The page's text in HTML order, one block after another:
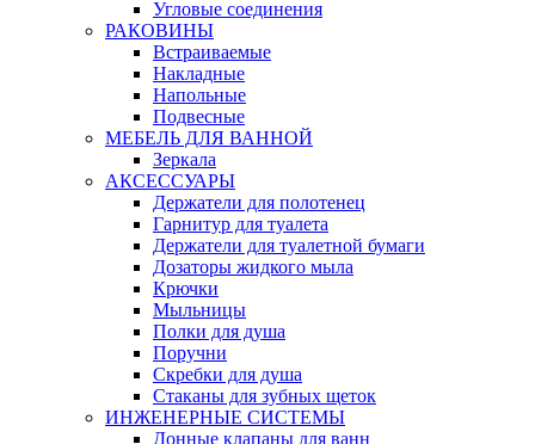
Угловые соединения
РАКОВИНЫ
Встраиваемые
Накладные
Напольные
Подвесные
МЕБЕЛЬ ДЛЯ ВАННОЙ
Зеркала
АКСЕССУАРЫ
Держатели для полотенец
Гарнитур для туалета
Держатели для туалетной бумаги
Дозаторы жидкого мыла
Крючки
Мыльницы
Полки для душа
Поручни
Скребки для душа
Стаканы для зубных щеток
ИНЖЕНЕРНЫЕ СИСТЕМЫ
Донные клапаны для ванн